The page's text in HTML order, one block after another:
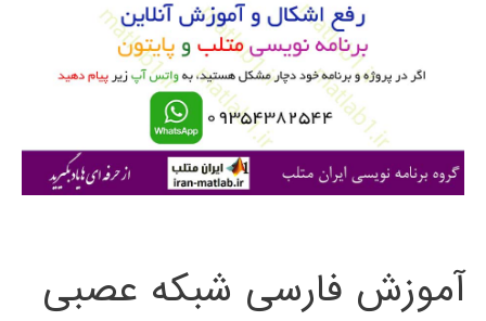
ی
آموزش فارسی شبکه عصبی